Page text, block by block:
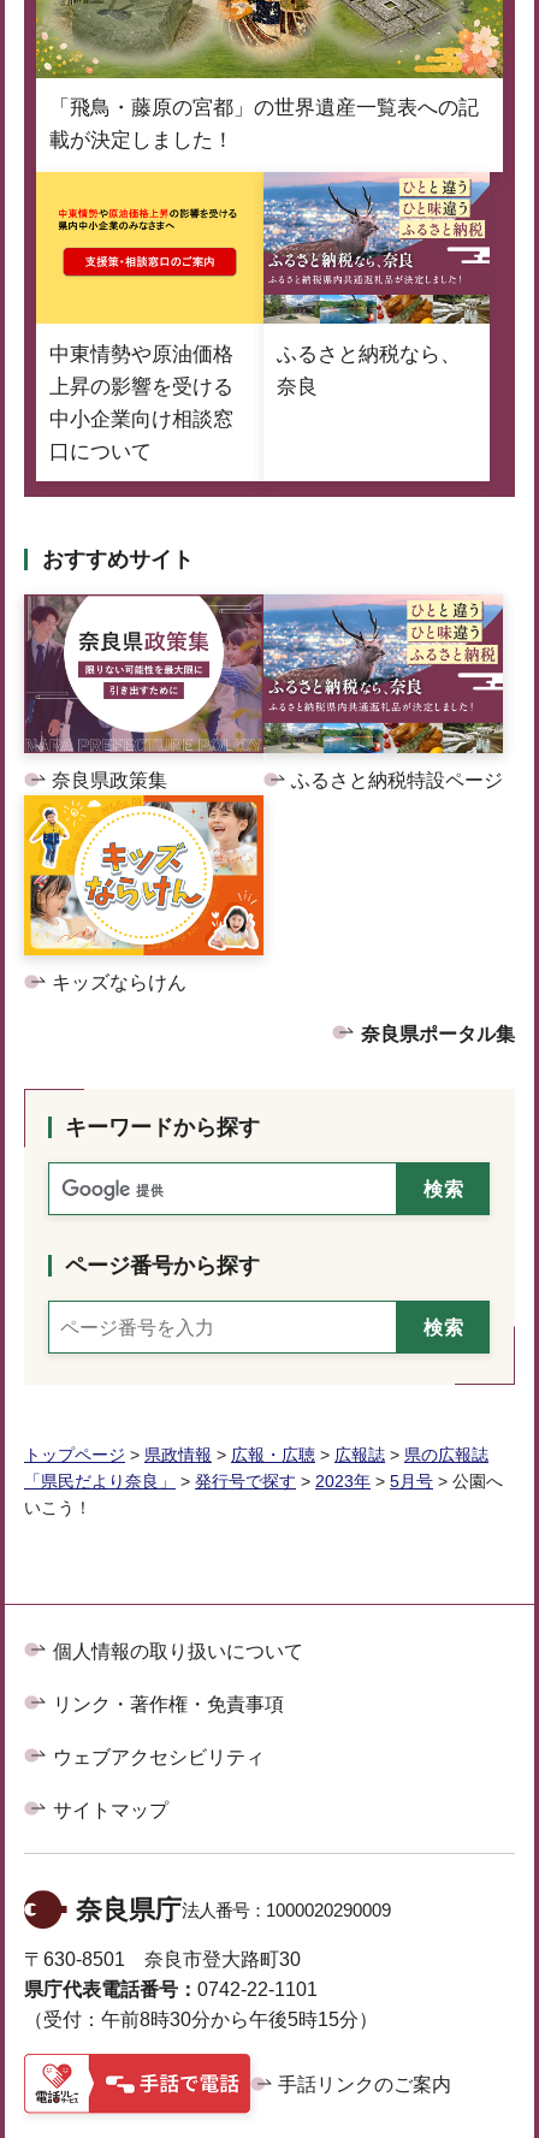
「飛鳥・藤原の宮都」の世界遺産一覧表への記
載が決定しました！
中東情勢や原油価格
上昇の影響を受ける
中小企業向け相談窓
口について
ふるさと納税なら、
奈良
おすすめサイト
奈良県政策集 ふるさと納税特設ページ
キッズならけん
奈良県ポータル集
キーワードから探す
ページ番号から探す
トップページ > 県政情報 > 広報・広聴 > 広報誌 > 県の広報誌
「県民だより奈良」
> 発行号で探す > 2023年 > 5月号 > 公園へ
いこう！
個人情報の取り扱いについて
リンク・著作権・免責事項
ウェブアクセシビリティ
サイトマップ
奈良県庁法人番号： 1000020290009
〒630-8501 奈良市登大路町30
県庁代表電話番号： 0742-22-1101
（受付：午前8時30分から午後5時15分）
手話リンクのご案内